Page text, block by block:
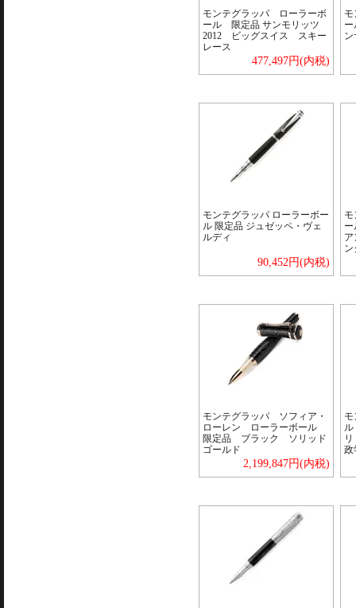
モンテグラッパ ローラーボ
ール 限定品 サンモリッツ
2012 ビッグスイス スキー
レース
477,497円(内税)
ン
モンテグラッパ ローラーボー
ル 限定品 ジュゼッペ・ヴェ
ルディ
90,452円(内税)
ン
モンテグラッパ ソフィア・
ローレン ローラーボール
限定品 ブラック ソリッド
ゴールド
2,199,847円(内税)
モ
ル
政